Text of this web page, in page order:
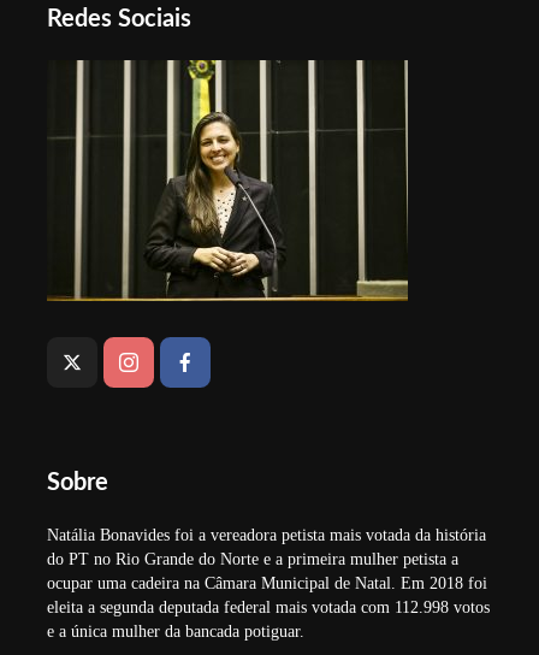
Redes Sociais
Sobre
Natália Bonavides foi a vereadora petista mais votada da história
do PT no Rio Grande do Norte e a primeira mulher petista a
ocupar uma cadeira na Câmara Municipal de Natal. Em 2018 foi
eleita a segunda deputada federal mais votada com 112.998 votos
e a única mulher da bancada potiguar.